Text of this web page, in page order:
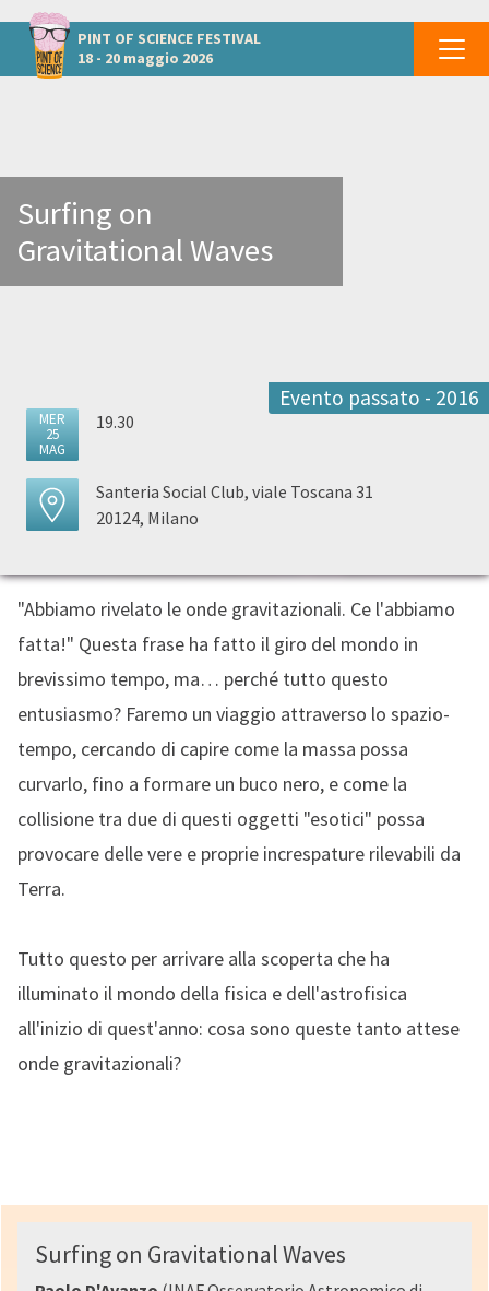
PINT OF SCIENCE FESTIVAL
18 - 20 maggio 2026
Altri eventi a Milano
Surfing on
Gravitational Waves
Evento passato - 2016
MER
25
MAG
19.30
Santeria Social Club, viale Toscana 31
20124, Milano
"Abbiamo rivelato le onde gravitazionali. Ce l'abbiamo
fatta!" Questa frase ha fatto il giro del mondo in
brevissimo tempo, ma… perché tutto questo
entusiasmo? Faremo un viaggio attraverso lo spazio-
tempo, cercando di capire come la massa possa
curvarlo, fino a formare un buco nero, e come la
collisione tra due di questi oggetti "esotici" possa
provocare delle vere e proprie increspature rilevabili da
Terra.
Tutto questo per arrivare alla scoperta che ha
illuminato il mondo della fisica e dell'astrofisica
all'inizio di quest'anno: cosa sono queste tanto attese
onde gravitazionali?
Surfing on Gravitational Waves